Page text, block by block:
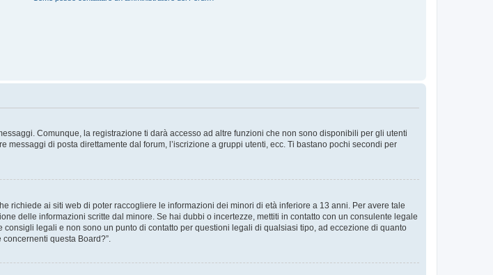
Comunque, la registrazione ti darà accesso ad altre funzioni che non sono disponibili per gli utenti
di posta direttamente dal forum, l’iscrizione a gruppi utenti, ecc. Ti bastano pochi secondi per
richiede ai siti web di poter raccogliere le informazioni dei minori di età inferiore a 13 anni. Per avere tale
delle informazioni scritte dal minore. Se hai dubbi o incertezze, mettiti in contatto con un consulente legale
legali e non sono un punto di contatto per questioni legali di qualsiasi tipo, ad eccezione di quanto
questa Board?”.